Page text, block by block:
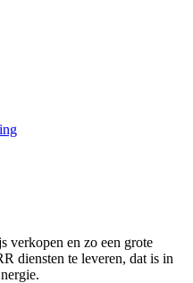
verkopen en zo een grote
diensten te leveren, dat is in